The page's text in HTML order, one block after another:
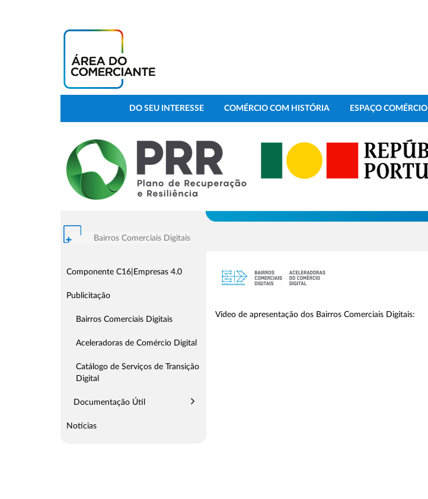
DO SEU INTERESSE COMÉRCIO COM HISTÓRIA ESPAÇO COMÉRCIO
Bairros Comerciais Digitais
Componente C16|Empresas 4.0
Publicitação
Bairros Comerciais Digitais
Aceleradoras de Comércio Digital
Catálogo de Serviços de Transição
Digital
Documentação Útil
Notícias
Vídeo de apresentação dos Bairros Comerciais Digitais: